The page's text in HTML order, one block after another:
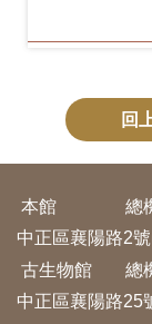
回
本館 總
中正區襄陽路2
古生物館
總
中正區襄陽路25